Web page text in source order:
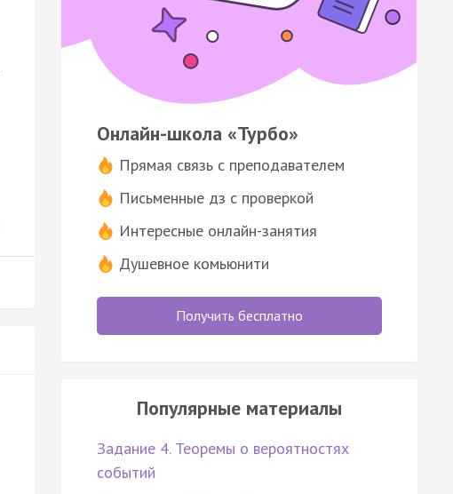
Онлайн-школа «Турбо»
Прямая связь с преподавателем
Письменные дз с проверкой
Интересные онлайн-занятия
Душевное комьюнити
Получить бесплатно
Популярные материалы
Задание 4. Теоремы о вероятностях
событий